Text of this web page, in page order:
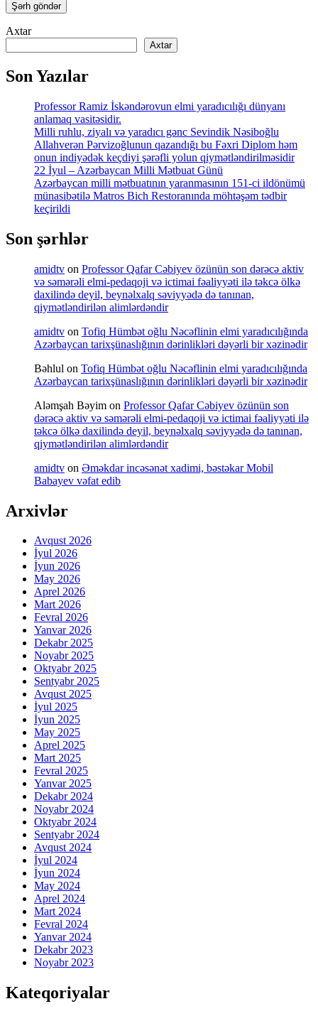
Axtar
Axtar
Son Yazılar
Professor Ramiz İskəndərovun elmi yaradıcılığı dünyanı
anlamaq vasitəsidir.
Milli ruhlu, ziyalı və yaradıcı gənc Sevindik Nəsiboğlu
Allahverən Pərvizoğlunun qazandığı bu Fəxri Diplom həm
onun indiyədək keçdiyi şərəfli yolun qiymətləndirilməsidir
22 İyul – Azərbaycan Milli Mətbuat Günü
Azərbaycan milli mətbuatının yaranmasının 151-ci ildönümü
münasibətilə Matros Bich Restoranında möhtəşəm tədbir
keçirildi
Son şərhlər
amidtv on Professor Qafar Cəbiyev özünün son dərəcə aktiv
və səmərəli elmi-pedaqoji və ictimai fəaliyyəti ilə təkcə ölkə
daxilində deyil, beynəlxalq səviyyədə də tanınan,
qiymətləndirilən alimlərdəndir
amidtv on Tofiq Hümbət oğlu Nəcəflinin elmi yaradıcılığında
Azərbaycan tarixşünaslığının dərinlikləri dəyərli bir xəzinədir
Bəhlul on Tofiq Hümbət oğlu Nəcəflinin elmi yaradıcılığında
Azərbaycan tarixşünaslığının dərinlikləri dəyərli bir xəzinədir
Aləmşah Bəyim on Professor Qafar Cəbiyev özünün son
dərəcə aktiv və səmərəli elmi-pedaqoji və ictimai fəaliyyəti ilə
təkcə ölkə daxilində deyil, beynəlxalq səviyyədə də tanınan,
qiymətləndirilən alimlərdəndir
amidtv on Əməkdar incəsənət xadimi, bəstəkar Mobil
Babayev vəfat edib
Arxivlər
Avqust 2026
İyul 2026
İyun 2026
May 2026
Aprel 2026
Mart 2026
Fevral 2026
Yanvar 2026
Dekabr 2025
Noyabr 2025
Oktyabr 2025
Sentyabr 2025
Avqust 2025
İyul 2025
İyun 2025
May 2025
Aprel 2025
Mart 2025
Fevral 2025
Yanvar 2025
Dekabr 2024
Noyabr 2024
Oktyabr 2024
Sentyabr 2024
Avqust 2024
İyul 2024
İyun 2024
May 2024
Aprel 2024
Mart 2024
Fevral 2024
Yanvar 2024
Dekabr 2023
Noyabr 2023
Kateqoriyalar